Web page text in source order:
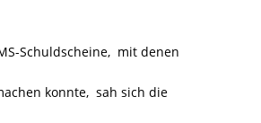
Schuldscheine, mit denen
konnte, sah sich die